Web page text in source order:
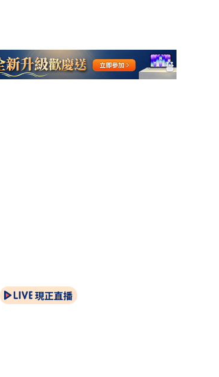
現正直播